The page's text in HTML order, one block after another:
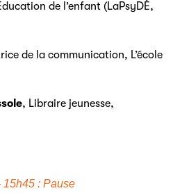
de l’enfant (LaPsyDÉ,
de la communication, L’école
, Libraire jeunesse,
15h45 : Pause